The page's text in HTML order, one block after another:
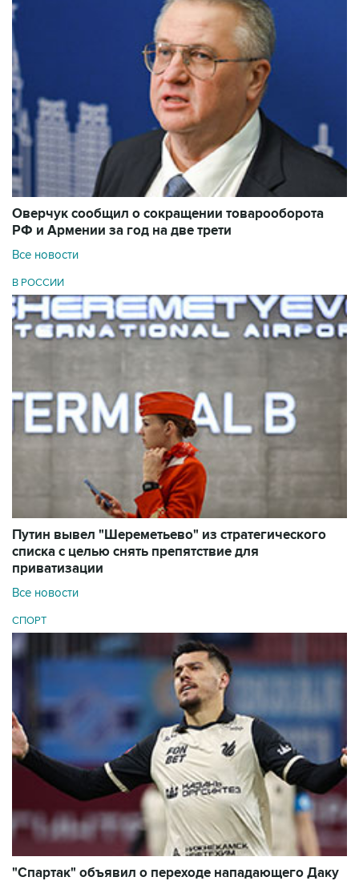
Оверчук сообщил о сокращении товарооборота
РФ и Армении за год на две трети
Все новости
В РОССИИ
Путин вывел "Шереметьево" из стратегического
списка с целью снять препятствие для
приватизации
Все новости
СПОРТ
"Спартак" объявил о переходе нападающего Даку